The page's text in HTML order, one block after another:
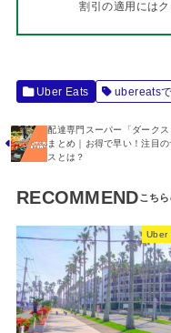
割引の適用には
Uber Eats ubereats
配達専門スーパー「ダークス
まとめ｜お得で早い！注目
スとは？
RECOMMEND
Uber